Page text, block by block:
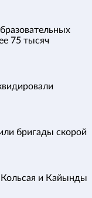
75 тысяч
бригады скорой
и Кайынды